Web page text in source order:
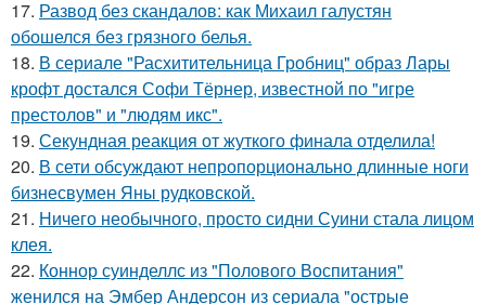
17. Развод без скандалов: как Михаил галустян
обошелся без грязного белья.
18. В сериале "Расхитительница Гробниц" образ Лары
крофт достался Софи Тёрнер, известной по "игре
престолов" и "людям икс".
19. Секундная реакция от жуткого финала отделила!
20. В сети обсуждают непропорционально длинные ноги
бизнесвумен Яны рудковской.
21. Ничего необычного, просто сидни Суини стала лицом
клея.
22. Коннор суинделлс из "Полового Воспитания"
женился на Эмбер Андерсон из сериала "острые